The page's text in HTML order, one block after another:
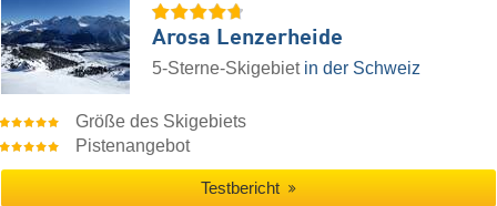
Arosa Lenzerheide
5-Sterne-Skigebiet in der Schweiz
Größe des Skigebiets
Pistenangebot
Testbericht